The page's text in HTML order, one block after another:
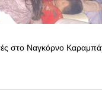
στο Ναγκόρνο